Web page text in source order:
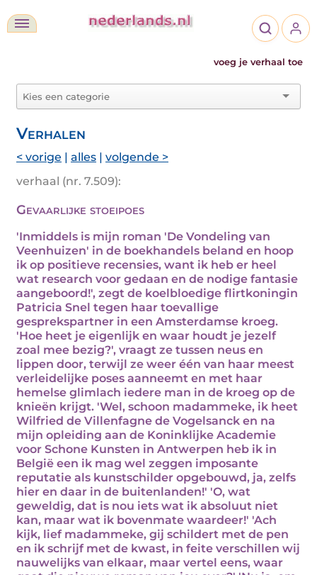
voeg je verhaal toe
Verhalen
< vorige | alles | volgende >
verhaal (nr. 7.509):
Gevaarlijke stoeipoes
'Inmiddels is mijn roman 'De Vondeling van
Veenhuizen' in de boekhandels beland en hoop
ik op positieve recensies, want ik heb er heel
wat research voor gedaan en de nodige fantasie
aangeboord!', zegt de koelbloedige flirtkoningin
Patricia Snel tegen haar toevallige
gesprekspartner in een Amsterdamse kroeg.
'Hoe heet je eigenlijk en waar houdt je jezelf
zoal mee bezig?', vraagt ze tussen neus en
lippen door, terwijl ze weer één van haar meest
verleidelijke poses aanneemt en met haar
hemelse glimlach iedere man in de kroeg op de
knieën krijgt. 'Wel, schoon madammeke, ik heet
Wilfried de Villenfagne de Vogelsanck en na
mijn opleiding aan de Koninklijke Academie
voor Schone Kunsten in Antwerpen heb ik in
België een ik mag wel zeggen imposante
reputatie als kunstschilder opgebouwd, ja, zelfs
hier en daar in de buitenlanden!' 'O, wat
geweldig, dat is nou iets wat ik absoluut niet
kan, maar wat ik bovenmate waardeer!' 'Ach
kijk, lief madammeke, gij schildert met de pen
en ik schrijf met de kwast, in feite verschillen wij
nauwelijks van elkaar, maar vertel eens, waar